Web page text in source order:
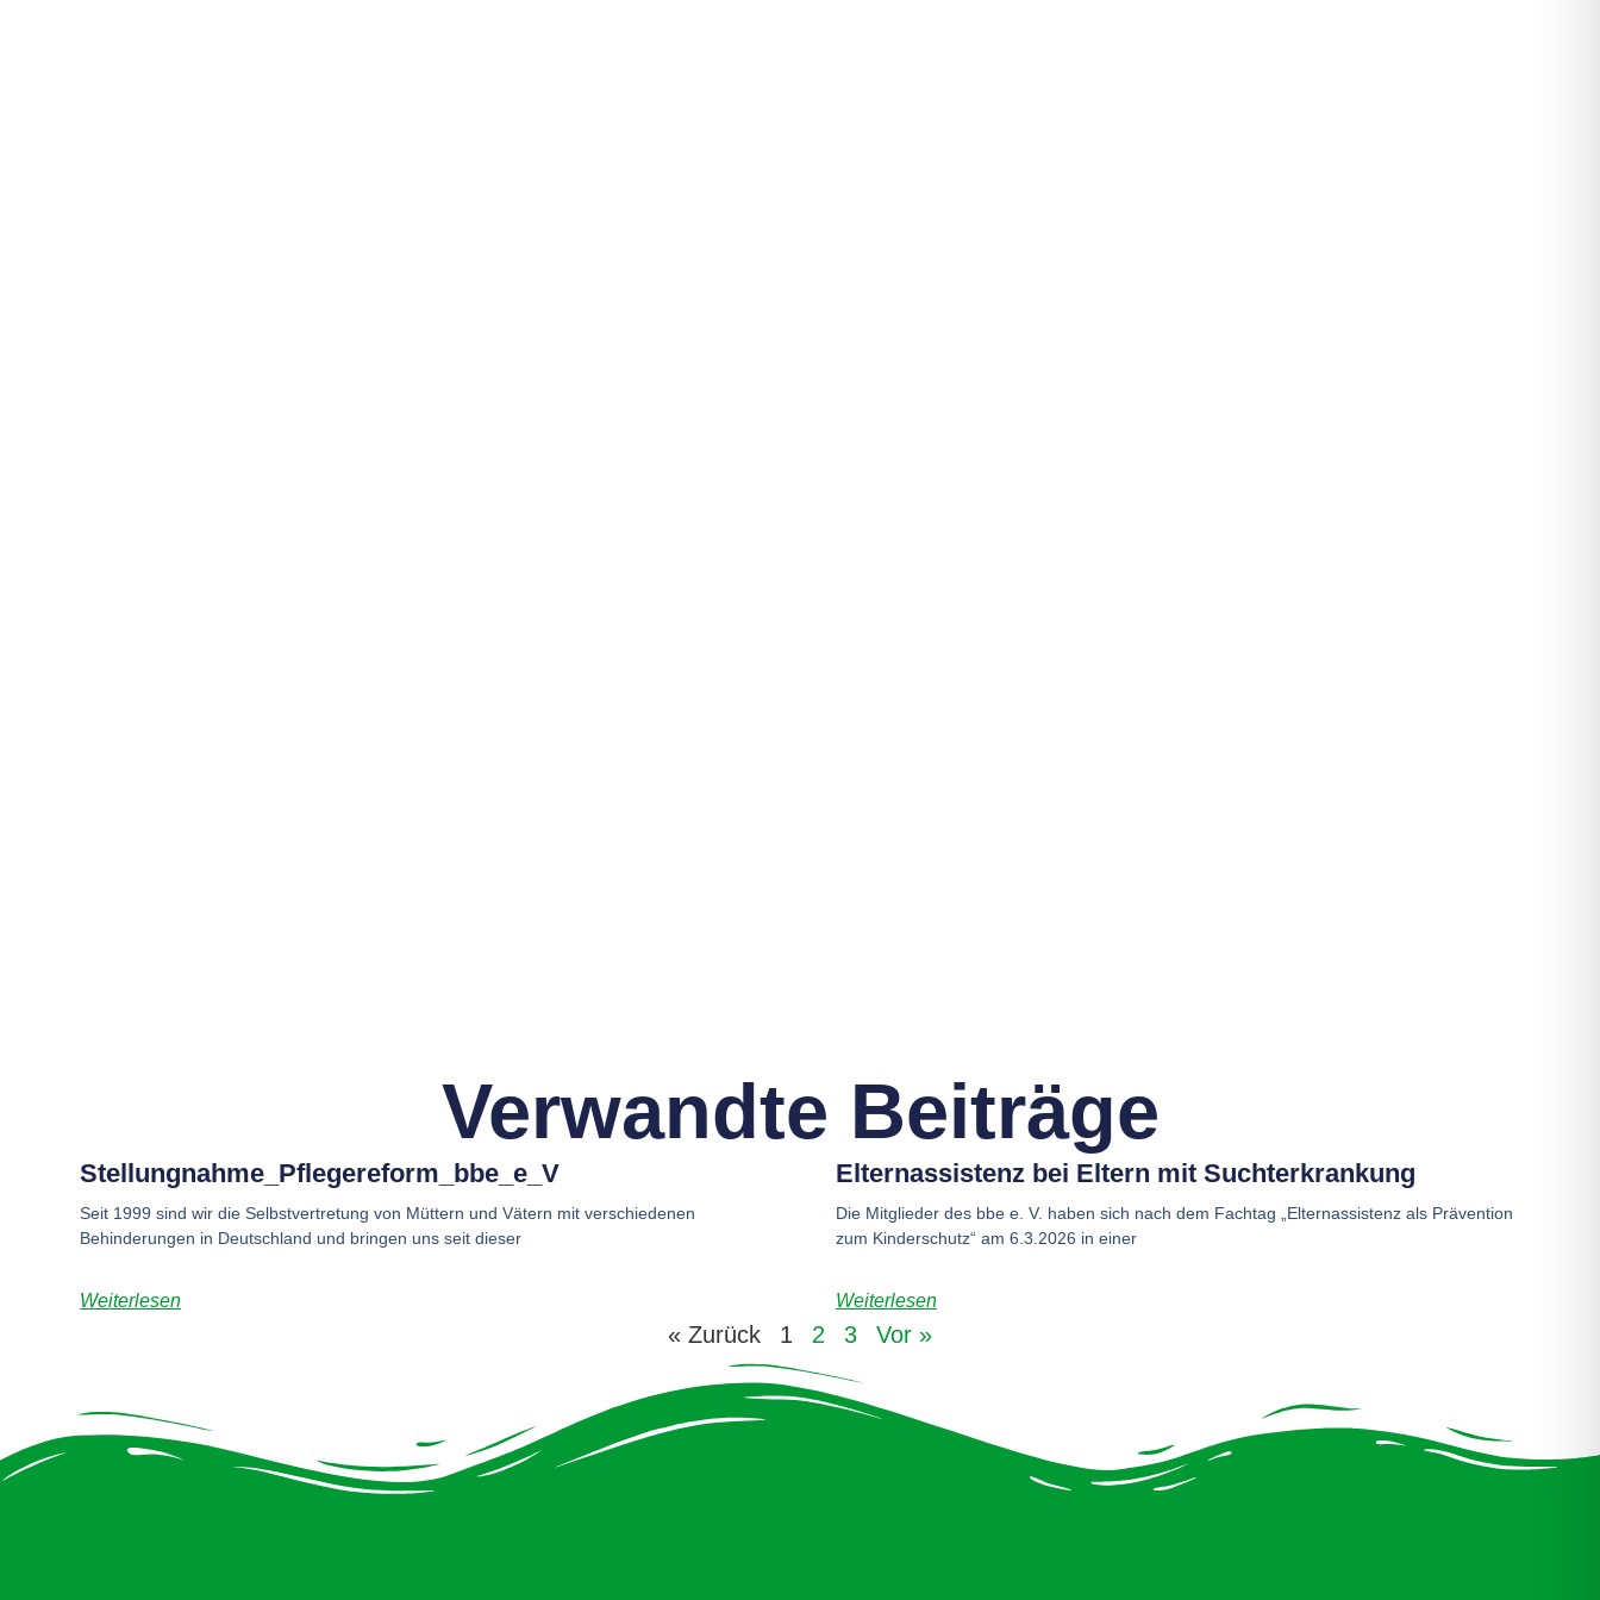
Verwandte Beiträge
Stellungnahme_Pflegereform_bbe_e_V
Seit 1999 sind wir die Selbstvertretung von Müttern und Vätern mit verschiedenen
Behinderungen in Deutschland und bringen uns seit dieser
Weiterlesen
Elternassistenz bei Eltern mit Suchterkrankung
Die Mitglieder des bbe e. V. haben sich nach dem Fachtag „Elternassistenz als Prävention
zum Kinderschutz“ am 6.3.2026 in einer
Weiterlesen
« Zurück 1 2 3 Vor »